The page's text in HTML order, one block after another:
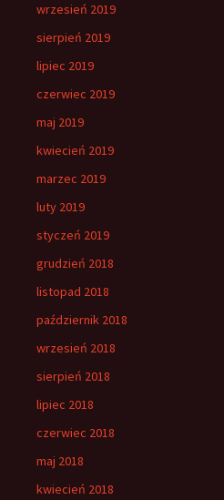
wrzesień 2019
sierpień 2019
lipiec 2019
czerwiec 2019
maj 2019
kwiecień 2019
marzec 2019
luty 2019
styczeń 2019
grudzień 2018
listopad 2018
październik 2018
wrzesień 2018
sierpień 2018
lipiec 2018
czerwiec 2018
maj 2018
kwiecień 2018